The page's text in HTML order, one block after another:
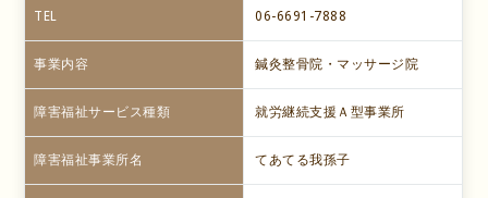
TEL 06-6691-7888
事業内容 鍼灸整骨院・マッサージ院
障害福祉サービス種類 就労継続支援Ａ型事業所
障害福祉事業所名 てあてる我孫子